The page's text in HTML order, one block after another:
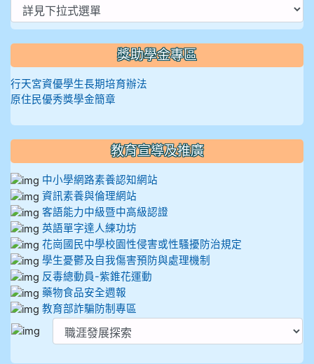
獎助學金專區
行天宮資優學生長期培育辦法
原住民優秀獎學金簡章
教育宣導及推廣
中小學網路素養認知網站
資訊素養與倫理網站
客語能力中級暨中高級認證
英語單字達人練功坊
花崗國民中學校園性侵害或性騷擾防治規定
學生憂鬱及自我傷害預防與處理機制
反毒總動員-紫錐花運動
藥物食品安全週報
教育部詐騙防制專區